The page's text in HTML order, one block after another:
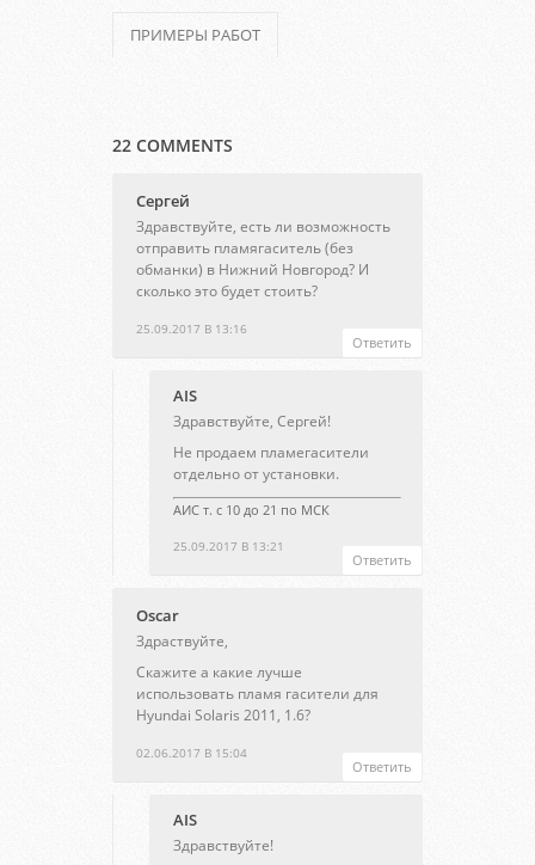
ПРИМЕРЫ РАБОТ
22 COMMENTS
Сергей
25.09.2017 В 13:16
Здравствуйте, есть ли возможность
отправить пламягаситель (без
обманки) в Нижний Новгород? И
сколько это будет стоить?
Ответить
AIS
25.09.2017 В 13:21
Здравствуйте, Сергей!
Не продаем пламегасители
отдельно от установки.
АИС т. с 10 до 21 по МСК
Ответить
Oscar
02.06.2017 В 15:04
Здраствуйте,
Скажите а какие лучше
использовать пламя гасители для
Hyundai Solaris 2011, 1.6?
Ответить
AIS
Здравствуйте!